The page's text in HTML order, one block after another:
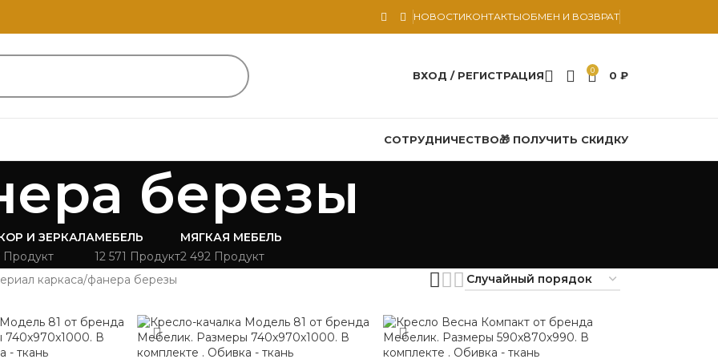
НОВОСТИКОНТАКТЫОБМЕН И ВОЗВРАТ
ВХОД / РЕГИСТРАЦИЯ 0 0 ₽
СОТРУДНИЧЕСТВО🎁 ПОЛУЧИТЬ СКИДКУ
березы
И ЗЕРКАЛА
Продукт
МЕБЕЛЬ
12 571 Продукт
МЯГКАЯ МЕБЕЛЬ
2 492 Продукт
каркаса фанера березы